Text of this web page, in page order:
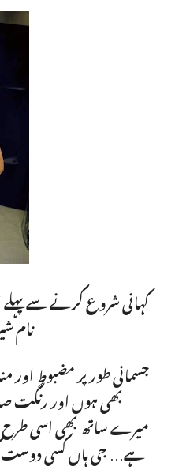
کہانی شروع کرنے سے
نام
جسمانی طور پر مضبوط
بھی ہوں اور
میرے ساتھ بھی اسی طرح
ہے… جی ہاں کسی